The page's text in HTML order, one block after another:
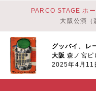
グッバイ、レ
大阪森ノ宮ピ
2025年4月11
PARCO STAGE ホー
大阪公演（